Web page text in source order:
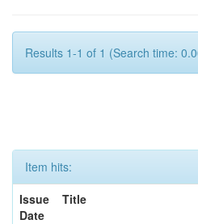
Results 1-1 of 1 (Search time:
Item hits:
Issue
Date
Title